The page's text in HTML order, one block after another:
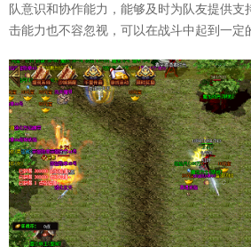
队意识和协作能力，能够及时为队友提供支
击能力也不容忽视，可以在战斗中起到一定